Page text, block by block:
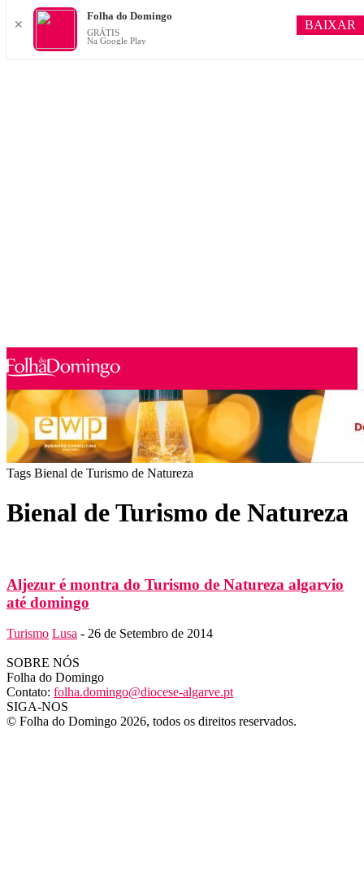
Tags Bienal de Turismo de Natureza
Bienal de Turismo de Natureza
Aljezur é montra do Turismo de Natureza algarvio
até domingo
Turismo Lusa - 26 de Setembro de 2014
SOBRE NÓS
Folha do Domingo
Contato: folha.domingo@diocese-algarve.pt
SIGA-NOS
© Folha do Domingo 2026, todos os direitos reservados.
✕
Folha do Domingo
GRÁTIS
Na Google Play
BAIXAR